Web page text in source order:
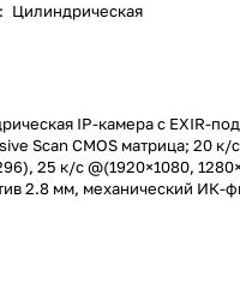
: Цилиндрическая
IP-камера с EXIR-
Scan CMOS матрица; 20 к/
25 к/с @(1920×1080,
2.8 мм, механический ИК-
DNR; BLC; Smart ИК;
до +60°C; DC12В±25%/